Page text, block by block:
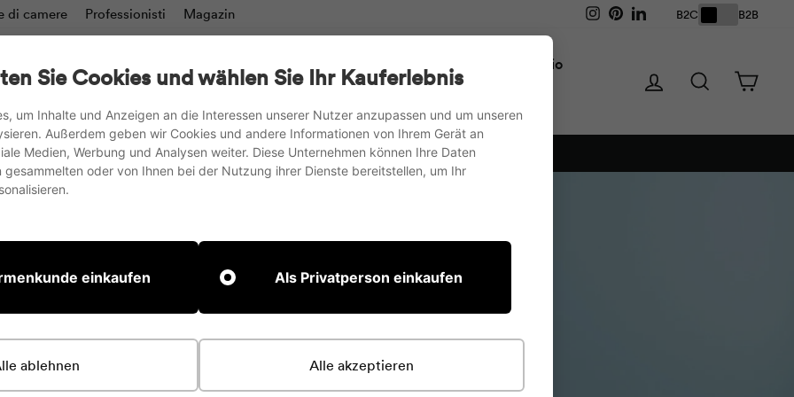
Sie Cookies und wählen Sie Ihr Kauferlebnis
um Inhalte und Anzeigen an die Interessen unserer Nutzer anzupassen und um unseren
Außerdem geben wir Cookies und andere Informationen von Ihrem Gerät an
Medien, Werbung und Analysen weiter. Diese Unternehmen können Ihre Daten
oder von Ihnen bei der Nutzung ihrer Dienste bereitstellen, um Ihr
einkaufen Als Privatperson einkaufen
ablehnen Alle akzeptieren
di camere Professionisti Magazin Instagram
PinterestLinkedIn
B2C B2B
Magazzinaggio
Login Ricerca
Metti
la
presentazione
spediamo in UE, Regno Unito e Svizzera